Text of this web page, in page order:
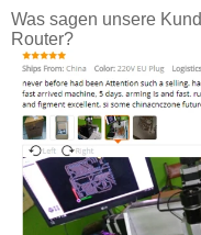
Was sagen unsere
Router?